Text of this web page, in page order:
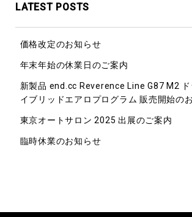
LATEST POSTS
価格改定のお知らせ
年末年始の休業日のご案内
新製品 end.cc Reverence Line G87 M2
イブリッドエアロプログラム 販売開始のお
東京オートサロン 2025 出展のご案内
臨時休業のお知らせ